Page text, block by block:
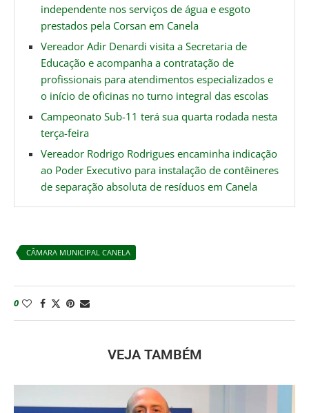
independente nos serviços de água e esgoto
prestados pela Corsan em Canela
Vereador Adir Denardi visita a Secretaria de
Educação e acompanha a contratação de
profissionais para atendimentos especializados e
o início de oficinas no turno integral das escolas
Campeonato Sub-11 terá sua quarta rodada nesta
terça-feira
Vereador Rodrigo Rodrigues encaminha indicação
ao Poder Executivo para instalação de contêineres
de separação absoluta de resíduos em Canela
CÂMARA MUNICIPAL CANELA
0
VEJA TAMBÉM